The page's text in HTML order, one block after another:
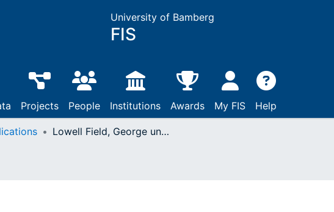
University of Bamberg
FIS
Projects People Institutions Awards My FIS Help
Lowell Field, George und Higley, John, Eliten und Liberalismus: Ein neues Modell zur geschichtlichen Entwicklung der Abhängigkeit von Eliten und Nichteliten: Zusammenhänge, Möglichkeiten, Verpflichtungen: Opladen, 1983